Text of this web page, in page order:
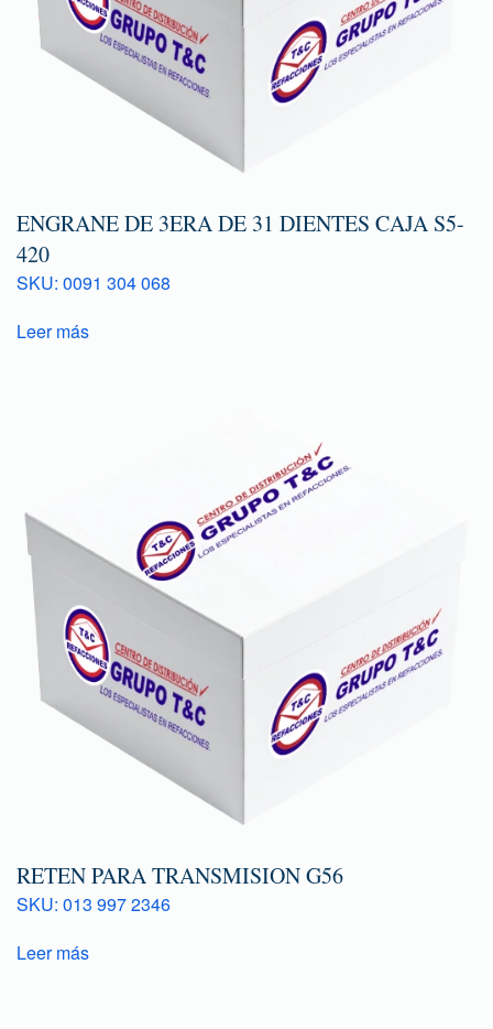
ENGRANE DE 3ERA DE 31 DIENTES CAJA S5-
420
SKU: 0091 304 068
Leer más
RETEN PARA TRANSMISION G56
SKU: 013 997 2346
Leer más